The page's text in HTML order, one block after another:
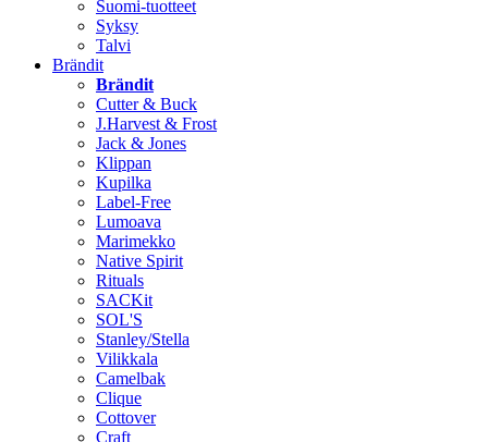
Suomi-tuotteet
Syksy
Talvi
Brändit
Brändit
Cutter & Buck
J.Harvest & Frost
Jack & Jones
Klippan
Kupilka
Label-Free
Lumoava
Marimekko
Native Spirit
Rituals
SACKit
SOL'S
Stanley/Stella
Vilikkala
Camelbak
Clique
Cottover
Craft